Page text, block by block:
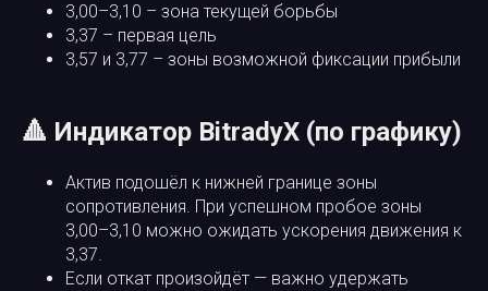
3,00–3,10 – зона текущей борьбы
3,37 – первая цель
3,57 и 3,77 – зоны возможной фиксации прибыли
🔺 Индикатор BitradyX (по графику)
Актив подошёл к нижней границе зоны
сопротивления. При успешном пробое зоны
3,00–3,10 можно ожидать ускорения движения к
3,37.
Если откат произойдёт — важно удержать